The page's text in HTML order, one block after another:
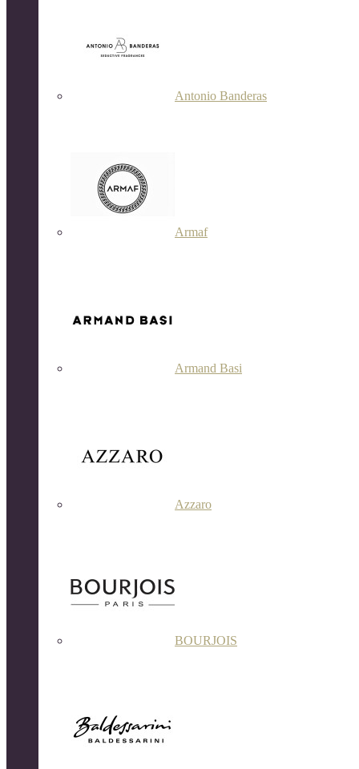
Antonio Banderas
Armaf
Armand Basi
Azzaro
BOURJOIS